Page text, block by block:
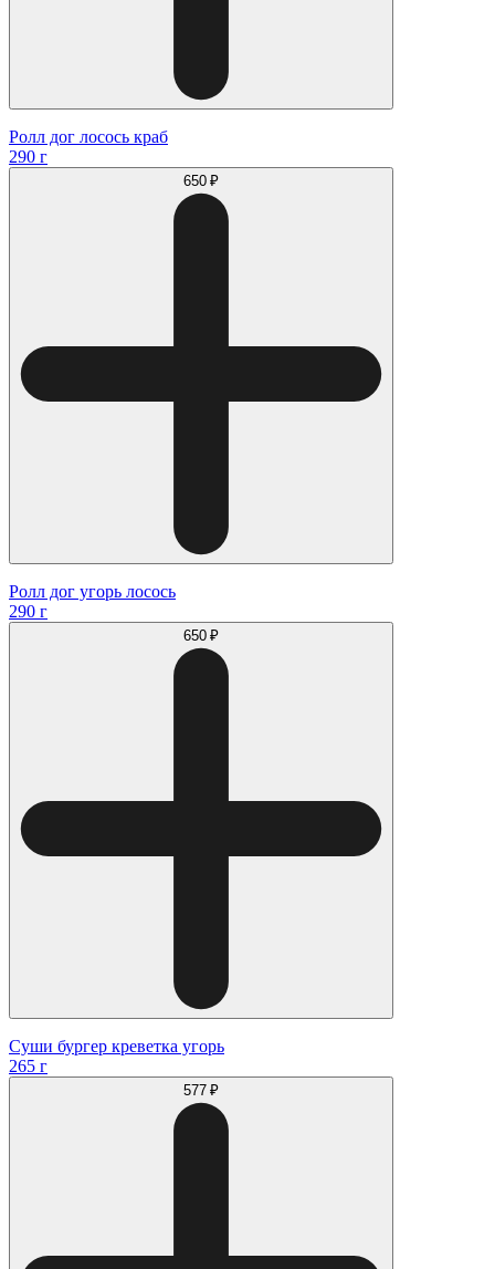
Ролл дог лосось краб
290 г
650 ₽
Ролл дог угорь лосось
290 г
650 ₽
Суши бургер креветка угорь
265 г
577 ₽